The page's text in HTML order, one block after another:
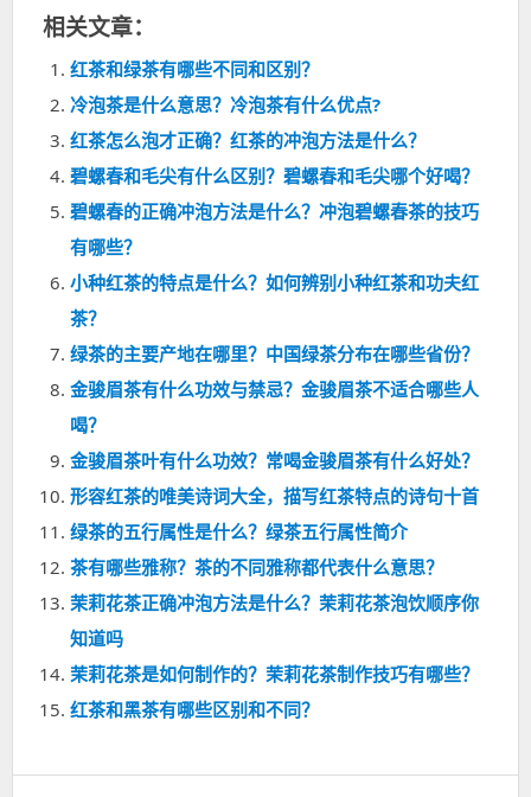
相关文章：
红茶和绿茶有哪些不同和区别？
冷泡茶是什么意思？冷泡茶有什么优点?
红茶怎么泡才正确？红茶的冲泡方法是什么？
碧螺春和毛尖有什么区别？碧螺春和毛尖哪个好喝？
碧螺春的正确冲泡方法是什么？冲泡碧螺春茶的技巧
有哪些？
小种红茶的特点是什么？如何辨别小种红茶和功夫红
茶？
绿茶的主要产地在哪里？中国绿茶分布在哪些省份？
金骏眉茶有什么功效与禁忌？金骏眉茶不适合哪些人
喝？
金骏眉茶叶有什么功效？常喝金骏眉茶有什么好处？
形容红茶的唯美诗词大全，描写红茶特点的诗句十首
绿茶的五行属性是什么？绿茶五行属性简介
茶有哪些雅称？茶的不同雅称都代表什么意思？
茉莉花茶正确冲泡方法是什么？茉莉花茶泡饮顺序你
知道吗
茉莉花茶是如何制作的？茉莉花茶制作技巧有哪些？
红茶和黑茶有哪些区别和不同？